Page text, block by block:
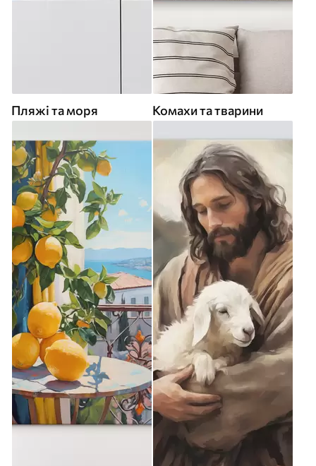
Пляжі та моря Комахи та тварини